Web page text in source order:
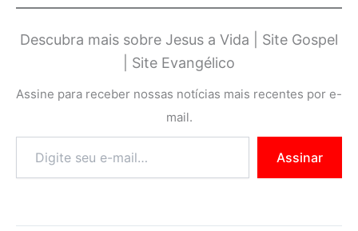
e
o
k
t
r
t
e
t
p
y
n
s
g
Descubra mais sobre Jesus a Vida | Site Gospel
| Site Evangélico
Assine para receber nossas notícias mais recentes por e-
mail.
Assinar